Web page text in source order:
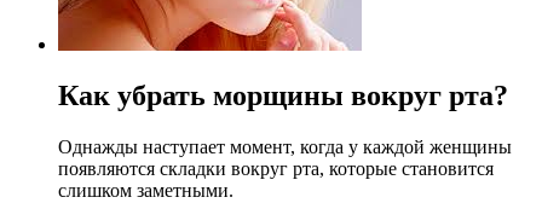
Как убрать морщины вокруг рта?
Однажды наступает момент, когда у каждой женщины
появляются складки вокруг рта, которые становится
слишком заметными.